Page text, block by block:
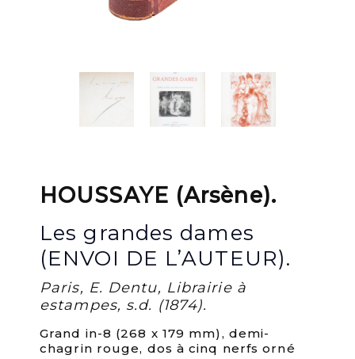
HOUSSAYE (Arsène).
Les grandes dames
(ENVOI DE L’AUTEUR).
Paris, E. Dentu, Librairie à
estampes, s.d. (1874).
Grand in-8 (268 x 179 mm), demi-
chagrin rouge, dos à cinq nerfs orné